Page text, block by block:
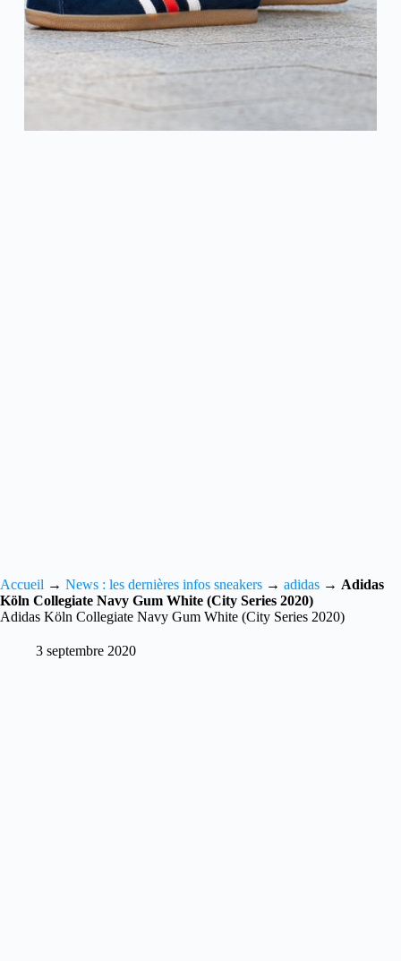
Accueil → News : les dernières infos sneakers → adidas → Adidas
Köln Collegiate Navy Gum White (City Series 2020)
Adidas Köln Collegiate Navy Gum White (City Series 2020)
3 septembre 2020